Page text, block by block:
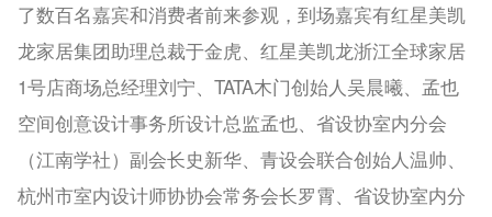
了数百名嘉宾和消费者前来参观，到场嘉宾有红星美凯
龙家居集团助理总裁于金虎、红星美凯龙浙江全球家居
1号店商场总经理刘宁、TATA木门创始人吴晨曦、孟也
空间创意设计事务所设计总监孟也、省设协室内分会
（江南学社）副会长史新华、青设会联合创始人温帅、
杭州市室内设计师协协会常务会长罗霄、省设协室内分